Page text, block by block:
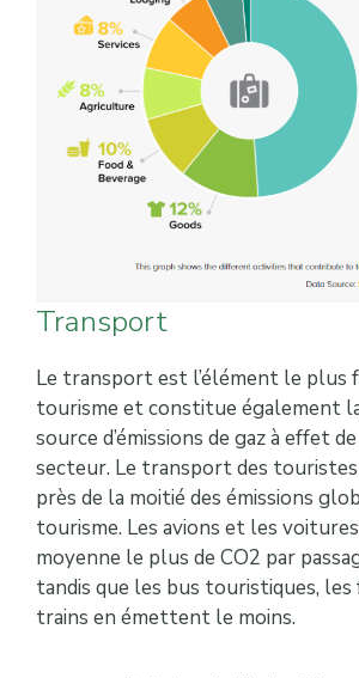
Transport
Le transport est l’élément le plus
tourisme et constitue également
source d’émissions de gaz à effet
secteur. Le transport des
près de la moitié des émissions
tourisme. Les avions et les
moyenne le plus de CO2 par
tandis que les bus touristiques,
trains en émettent le moins.